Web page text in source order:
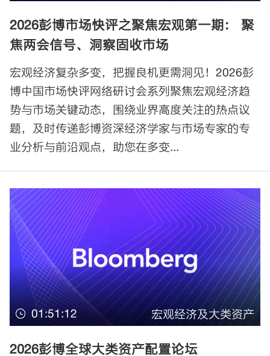
2026彭博市场快评之聚焦宏观第一期： 聚
焦两会信号、洞察固收市场
宏观经济复杂多变，把握良机更需洞见！2026彭
博中国市场快评网络研讨会系列聚焦宏观经济趋
势与市场关键动态，围绕业界高度关注的热点议
题，及时传递彭博资深经济学家与市场专家的专
业分析与前沿观点，助您在多变...
01:51:12 宏观经济及大类资产
2026彭博全球大类资产配置论坛